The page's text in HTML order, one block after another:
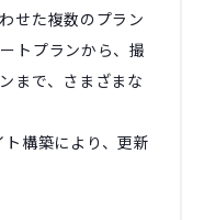
せた複数のプラン
トプランから、撮
まで、さまざまな
構築により、更新